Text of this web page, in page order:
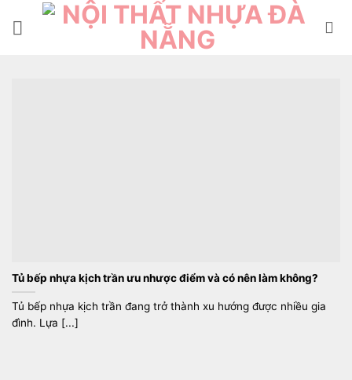
Tủ bếp nhựa kịch trần ưu nhược điểm và có nên làm không?
Tủ bếp nhựa kịch trần đang trở thành xu hướng được nhiều gia
đình. Lựa [...]